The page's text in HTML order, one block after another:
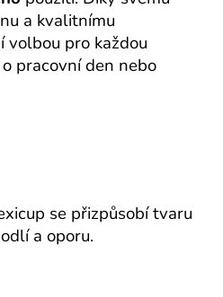
a kvalitnímu
volbou pro každou
pracovní den nebo
se přizpůsobí tvaru
a oporu.